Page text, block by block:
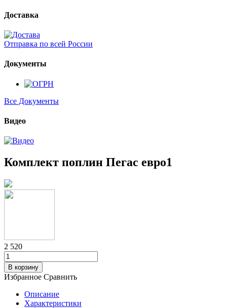
Доставка
Отправка по всей России
Документы
Все Документы
Видео
Комплект поплин Пегас евро1
2 520
В корзину
Избранное Сравнить
Описание
Характеристики